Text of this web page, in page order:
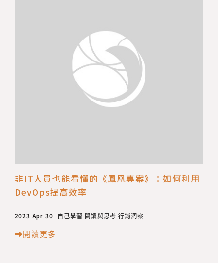
非IT人員也能看懂的《鳳凰專案》：如何利用
DevOps提高效率
2023 Apr 30 自己學習 閱讀與思考 行銷洞察
閱讀更多